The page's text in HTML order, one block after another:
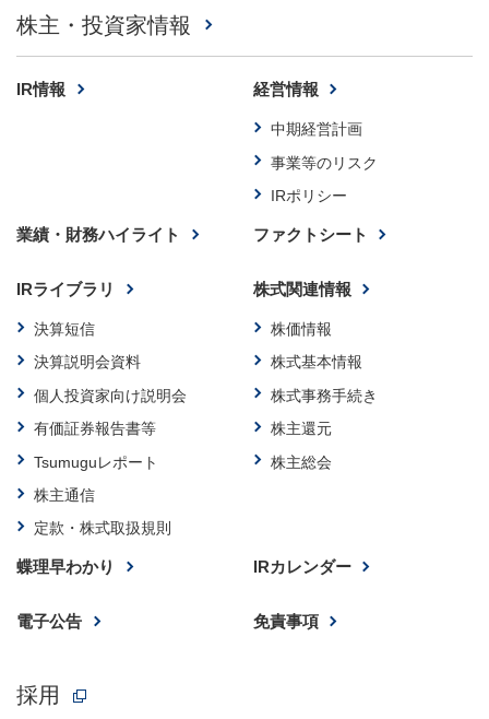
株主・投資家情報
IR情報 経営情報
中期経営計画
事業等のリスク
IRポリシー
業績・財務ハイライト ファクトシート
IRライブラリ
決算短信
決算説明会資料
個人投資家向け説明会
有価証券報告書等
Tsumuguレポート
株主通信
定款・株式取扱規則
株式関連情報
株価情報
株式基本情報
株式事務手続き
株主還元
株主総会
蝶理早わかり IRカレンダー
電子公告 免責事項
採用